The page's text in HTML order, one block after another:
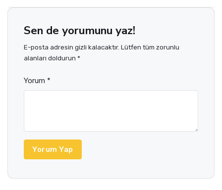
Sen de yorumunu yaz!
E-posta adresin gizli kalacaktır. Lütfen tüm zorunlu
alanları doldurun *
Yorum *
Yorum Yap